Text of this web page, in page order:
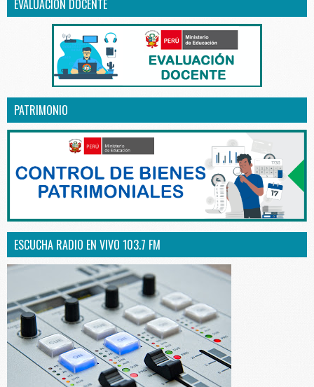
EVALUACIÓN DOCENTE
PATRIMONIO
ESCUCHA RADIO EN VIVO 103.7 FM